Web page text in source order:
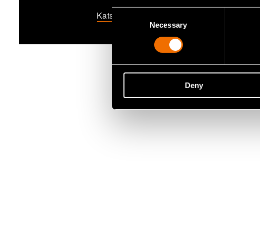
Consent
Selection
Necessary
Deny
Katso profiili